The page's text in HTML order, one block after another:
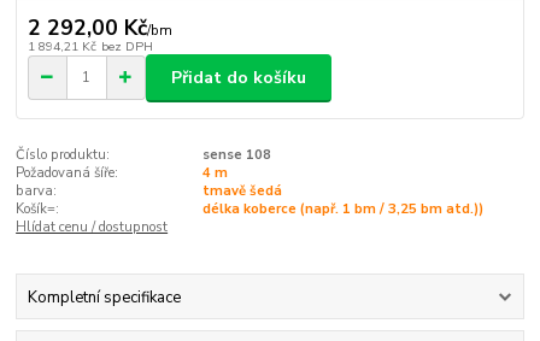
2 292,00 Kč/bm
1 894,21 Kč bez DPH
Přidat do košíku
Číslo produktu:
sense 108
Požadovaná šíře:
4 m
barva:
tmavě šedá
Košík=:
délka koberce (např. 1 bm / 3,25 bm atd.))
Hlídat cenu / dostupnost
Kompletní specifikace